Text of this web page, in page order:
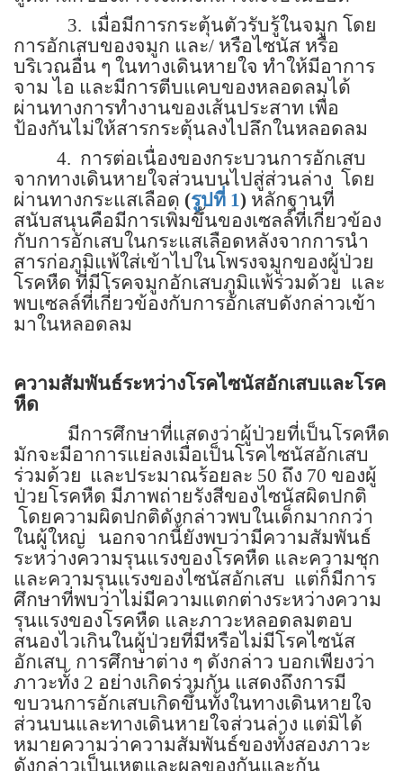
3. เมื่อมีการกระตุ้นตัวรับรู้ในจมูก โดย
การอักเสบของจมูก และ/ หรือไซนัส หรือ
บริเวณอื่น ๆ ในทางเดินหายใจ ทำให้มีอาการ
จาม ไอ และมีการตีบแคบของหลอดลมได้
ผ่านทางการทำงานของเส้นประสาท เพื่อ
ป้องกันไม่ให้สารกระตุ้นลงไปลึกในหลอดลม
4. การต่อเนื่องของกระบวนการอักเสบ
จากทางเดินหายใจส่วนบนไปสู่ส่วนล่าง โดย
ผ่านทางกระแสเลือด (รูปที่ 1) หลักฐานที่
สนับสนุนคือมีการเพิ่มขึ้นของเซลล์ที่เกี่ยวข้อง
กับการอักเสบในกระแสเลือดหลังจากการนำ
สารก่อภูมิแพ้ใส่เข้าไปในโพรงจมูกของผู้ป่วย
โรคหืด ที่มีโรคจมูกอักเสบภูมิแพ้ร่วมด้วย และ
พบเซลล์ที่เกี่ยวข้องกับการอักเสบดังกล่าวเข้า
มาในหลอดลม
ความสัมพันธ์ระหว่างโรคไซนัสอักเสบและโรค
หืด
มีการศึกษาที่แสดงว่าผู้ป่วยที่เป็นโรคหืด
มักจะมีอาการแย่ลงเมื่อเป็นโรคไซนัสอักเสบ
ร่วมด้วย และประมาณร้อยละ 50 ถึง 70 ของผู้
ป่วยโรคหืด มีภาพถ่ายรังสีของไซนัสผิดปกติ
โดยความผิดปกติดังกล่าวพบในเด็กมากกว่า
ในผู้ใหญ่
นอกจากนี้ยังพบว่ามีความสัมพันธ์
ระหว่างความรุนแรงของโรคหืด และความชุก
และความรุนแรงของไซนัสอักเสบ แต่ก็มีการ
ศึกษาที่พบว่าไม่มีความแตกต่างระหว่างความ
รุนแรงของโรคหืด และภาวะหลอดลมตอบ
สนองไวเกินในผู้ป่วยที่มีหรือไม่มีโรคไซนัส
อักเสบ การศึกษาต่าง ๆ ดังกล่าว บอกเพียงว่า
ภาวะทั้ง 2 อย่างเกิดร่วมกัน แสดงถึงการมี
ขบวนการอักเสบเกิดขึ้นทั้งในทางเดินหายใจ
ส่วนบนและทางเดินหายใจส่วนล่าง แต่มิได้
หมายความว่าความสัมพันธ์ของทั้งสองภาวะ
ดังกล่าวเป็นเหตุและผลของกันและกัน